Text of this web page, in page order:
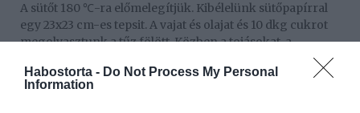
Habostorta - Do Not Process My Personal
Information
A sütőt 180 ℃-ra előmelegítjük. Kibélelünk sütőpapírral
egy 23x23 cm-es tepsit. A vajat és olajat és 10 dkg cukrot
megolvasztunk a tűz fölött. Közben a tojásokat, a
A lisztet elkeverjük a sütőporral, a kakaóporral, egy csipet